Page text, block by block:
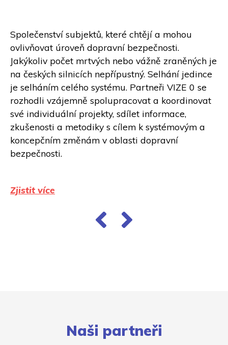
Společenství subjektů, které chtějí a mohou
ovlivňovat úroveň dopravní bezpečnosti.
Jakýkoliv počet mrtvých nebo vážně zraněných je
na českých silnicích nepřípustný. Selhání jedince
je selháním celého systému. Partneři VIZE 0 se
rozhodli vzájemně spolupracovat a koordinovat
své individuální projekty, sdílet informace,
zkušenosti a metodiky s cílem k systémovým a
koncepčním změnám v oblasti dopravní
bezpečnosti.
Zjistit více
Naši partneři